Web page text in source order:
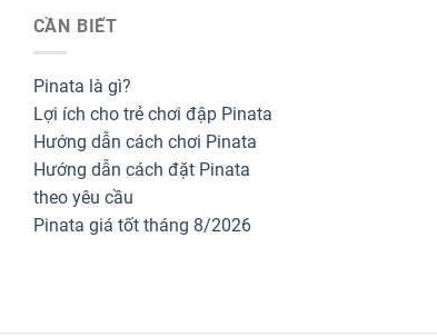
CẦN BIẾT
Pinata là gì?
Lợi ích cho trẻ chơi đập Pinata
Hướng dẫn cách chơi Pinata
Hướng dẫn cách đặt Pinata
theo yêu cầu
Pinata giá tốt tháng 8/2026